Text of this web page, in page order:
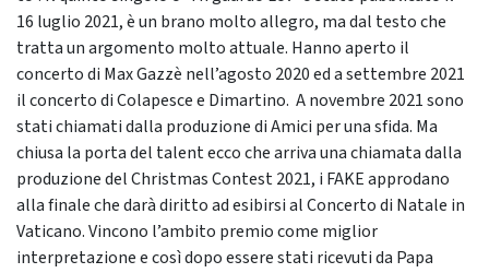
16 luglio 2021, è un brano molto allegro, ma dal testo che
tratta un argomento molto attuale. Hanno aperto il
concerto di Max Gazzè nell’agosto 2020 ed a settembre 2021
il concerto di Colapesce e Dimartino. A novembre 2021 sono
stati chiamati dalla produzione di Amici per una sfida. Ma
chiusa la porta del talent ecco che arriva una chiamata dalla
produzione del Christmas Contest 2021, i FAKE approdano
alla finale che darà diritto ad esibirsi al Concerto di Natale in
Vaticano. Vincono l’ambito premio come miglior
interpretazione e così dopo essere stati ricevuti da Papa